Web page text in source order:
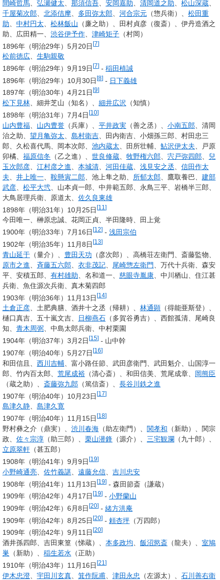
間崎哲馬 弘瀬健太 那須信吾 安岡嘉助 清岡道之助 松山深蔵
千屋菊次郎
北添佶摩 多田弥太郎 河合宗元 （惣兵衛）、 松田重
助
中村円太 松林飯山 （廉之助）、田村貞彦（復斎）、伊丹造酒之
助、広田精一、 渋谷伊予作 津崎矩子 （村岡）
1896年（明治29年）5月20日[7]
松前徳広
生駒親敬
1896年（明治29年）9月19日 [7] - 稲田植誠
1896年（明治29年）10月30日[8] - 日下義雄
1897年（明治30年）4月21日 [9]
松下見林 、細井芝山（知名）、 細井広沢
（知慎）
1898年（明治31年）7月4日 [10]
山内豊福 山内豊誉 （兵庫）、 平井政実 （善之丞）、 小南五郎 、清岡
治之助、 望月亀弥太 島村衛吉 、田内衛吉、小畑孫三郎、村田忠三
郎、久松喜代馬、岡本次郎、 池内蔵太 、田所壮輔、 鮎沢伊太夫 、戸原
卯橘、 福原信冬 （乙之進）、 世良修蔵 牧野権六郎 宍戸弥四郎
兒
玉次郎彦
江村彦之進 本城清 河田佳蔵 浅見安之丞
信田作太
夫
井上唯一 鞍懸寅二郎 、池上隼之助、 所郁太郎 、鷹取養巴、 建部
武彦
松平大弐 、山本貞一郎、中井範五郎、永鳥三平、岩橋半三郎、
大鳥居理兵衛、原道太、 佐久良東雄
1898年（明治31年）10月25日[11 ]
今田唯一、榊原忠誠、花岡正貞、半田隆時、田上覚
1900年（明治33年）7月16日 [12] - 浅田宗伯
1902年（明治35年）11月8日 [13]
青山延于 （量介）、 豊田天功 （彦次郎）、高橋荘左衛門、斎藤監物、
原市之進
斉藤五六郎 衣非茂記 尾崎惣左衛門
、万代十兵衛、森安
平、安積五郎、 有村雄助 、名和道一、 慈眼寺胤康 、中川栖山、住江甚
兵衛、魚住源次兵衛、真木菊四郎
1903年（明治36年）11月13日[14]
土倉正彦、土肥典膳、酒井十之丞（帰耕）、 林通顕 （得能亜斯登）、
樋口真吉、五十嵐文吉、
日柳燕石 （多賀谷勇吉）、西館孤清、尾崎良
知、 青木周弼、中島太郎兵衛、中村栗園
1904年（明治37年）3月2日 [15] - 山中幹
1907年（明治40年）5月27日 [16]
和田信且、 西川吉輔 、富小路任節、武田彦衛門、武田魁介、山国淳一
郎、竹内百太郎、 荒尾成裕 （清心斎）、和田信美、荒尾成章、 岡熊臣
（蔵之助）、 斎藤弥九郎 （篤信斎）、 長谷川鉄之進
1907年（明治40年）10月23日[17]
島津久静、 島津久寛
1907年（明治40年）11月15日 [18]
野村彝之介（鼎実）、 渋川春海 （助左衛門）、 関孝和 （新助）、関宗
政、 佐々宗淳 （助三郎）、 栗山潜鋒 （源介）、 三宅観瀾 （九十郎）、
立原翠軒 （甚五郎）
1908年（明治41年）9月9日[19]
小野崎通亮 佐竹義諶 遠藤允信
吉川忠安
1908年（明治41年）11月13日[19] - 森田節斎（謙蔵）
1909年（明治42年）4月17日 [19] - 小野蘭山
1909年（明治42年）6月8日[20] - 緒方洪庵
1909年（明治42年）8月25日[20] - 頼杏坪 （万四郎）
1909年（明治42年）9月11日 [20]
酒井孫四郎、吉田東篁（悌蔵）、 本多政均 飯沼慾斎 （龍夫）、 室鳩
巣 （新助）、 稲生若水 （正助）
1910年（明治43年）11月16日[21 ]
伊木忠澄 宇田川玄真 箕作阮甫 津田永忠 （左源太）、 石川善右衛